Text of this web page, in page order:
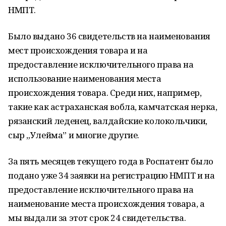
НМПТ.
Было выдано 36 свидетельств на наименования
мест происхождения товара и на
предоставление исключительного права на
использование наименования места
происхождения товара. Среди них, например,
такие как астраханская вобла, камчатская нерка,
рязанский леденец, валдайские колокольчики,
сыр „Улейма” и многие другие.
За пять месяцев текущего года в Роспатент было
подано уже 34 заявки на регистрацию НМПТ и на
предоставление исключительного права на
наименование места происхождения товара, а
мы выдали за этот срок 24 свидетельства.